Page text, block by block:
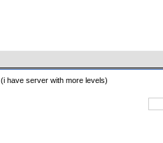
(i have server with more levels)